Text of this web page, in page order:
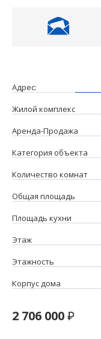
Адрес:
Жилой комплекс
Аренда-Продажа
Категория объекта
Количество комнат
Общая площадь
Площадь кухни
Этаж
Этажность
Корпус дома
2 706 000